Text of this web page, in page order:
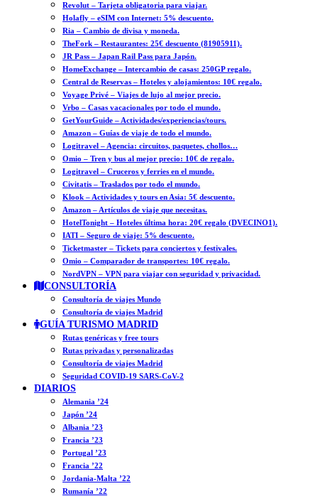
Revolut – Tarjeta obligatoria para viajar.
Holafly – eSIM con Internet: 5% descuento.
Ria – Cambio de divisa y moneda.
TheFork – Restaurantes: 25€ descuento (81905911).
JR Pass – Japan Rail Pass para Japón.
HomeExchange – Intercambio de casas: 250GP regalo.
Central de Reservas – Hoteles y alojamientos: 10€ regalo.
Voyage Privé – Viajes de lujo al mejor precio.
Vrbo – Casas vacacionales por todo el mundo.
GetYourGuide – Actividades/experiencias/tours.
Amazon – Guías de viaje de todo el mundo.
Logitravel – Agencia: circuitos, paquetes, chollos…
Omio – Tren y bus al mejor precio: 10€ de regalo.
Logitravel – Cruceros y ferries en el mundo.
Civitatis – Traslados por todo el mundo.
Klook – Actividades y tours en Asia: 5€ descuento.
Amazon – Artículos de viaje que necesitas.
HotelTonight – Hoteles última hora: 20€ regalo (DVECINO1).
IATI – Seguro de viaje: 5% descuento.
Ticketmaster – Tickets para conciertos y festivales.
Omio – Comparador de transportes: 10€ regalo.
NordVPN – VPN para viajar con seguridad y privacidad.
CONSULTORÍA
Consultoría de viajes Mundo
Consultoría de viajes Madrid
GUÍA TURISMO MADRID
Rutas genéricas y free tours
Rutas privadas y personalizadas
Consultoría de viajes Madrid
Seguridad COVID-19 SARS-CoV-2
DIARIOS
Alemania ’24
Japón ’24
Albania ’23
Francia ’23
Portugal ’23
Francia ’22
Jordania-Malta ’22
Rumanía ’22